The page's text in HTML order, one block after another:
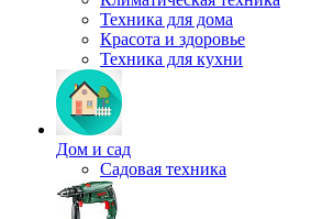
Техника для дома
Красота и здоровье
Техника для кухни
Дом и сад
Садовая техника